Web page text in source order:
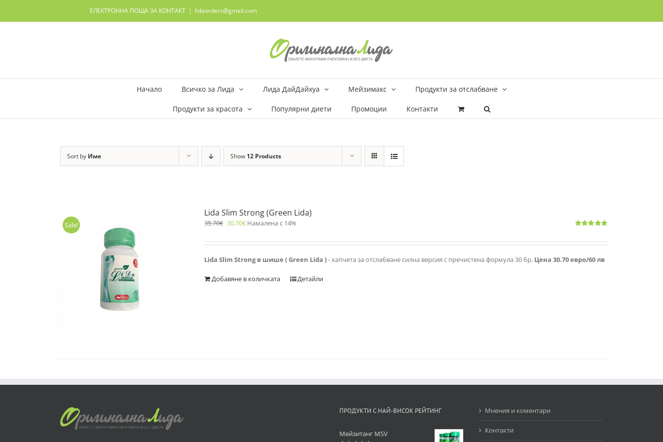
content
ЕЛЕКТРОННА ПОЩА ЗА КОНТАКТ | lidaorders@gmail.com
Начало Всичко за Лида Лида ДайДайхуа Мейзимакс Продукти за отслабване
Продукти за красота Популярни диети Промоции Контакти
Sort by Име Show 12 Products
Sale!
Lida Slim Strong (Green Lida)
35.70€ 30.70€ Намалена с 14%
Lida Slim Strong в шише ( Green Lida )- хапчета за отслабване силна версия с пречистена формула 30 бр. Цена 30.70 евро/60 лв
Добавяне в количката Детайли
ПРОДУКТИ С НАЙ-ВИСОК РЕЙТИНГ
Мейзитанг MSV
Мнения и коментари
Контакти